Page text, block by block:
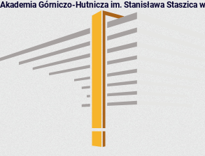
Akademia Górniczo-Hutnicza im. Stanisława Staszica